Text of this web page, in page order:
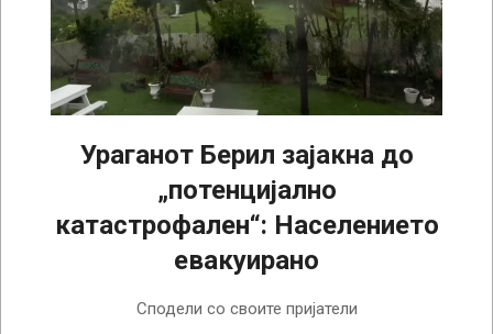
Ураганот Берил зајакна до
„потенцијално
катастрофален“: Населението
евакуирано
Сподели со своите пријатели